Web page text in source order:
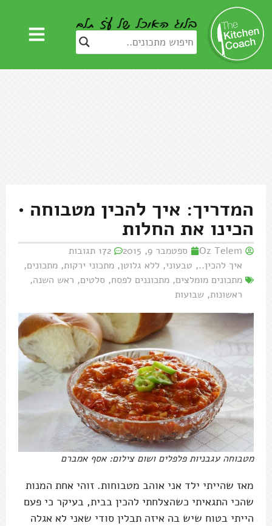
המדריך: איך להכין מטבוחה •
הכינו את החלות
Oz Telem ספטמבר 9, 2015
172 תגובות
איך להכין.., טבעוני, ללא גלוטן, מתכוני ירקות, מתכונים,
מתכונים מומלצים, מתכוננים לפסח, סלטים, ראש השנה,
ראשונות, שבועות
מטבוחה עגבניות פלפלים ושום צילום: אסף אמברם
מאז שהייתי ילד אני אוהב מטבוחות. זוהי אחת המנות
שהכי התגאיתי כשהצלחתי להכין בבית, בעיקר כי פעם
הייתי בטוח שיש בה איזה תבלין סודי שאני לא אגלה